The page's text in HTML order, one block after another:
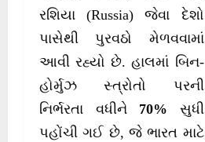
રશિયા (Russia) જેવા દેશો
પાસેથી પુરવઠો મેળવવામાં
આવી રહ્યો છે. હાલમાં બિન-
હોર્મુઝ સ્ત્રોતો પરની
નિર્ભરતા વધીને 70% સુધી
પહોંચી ગઈ છે, જે ભારત માટે